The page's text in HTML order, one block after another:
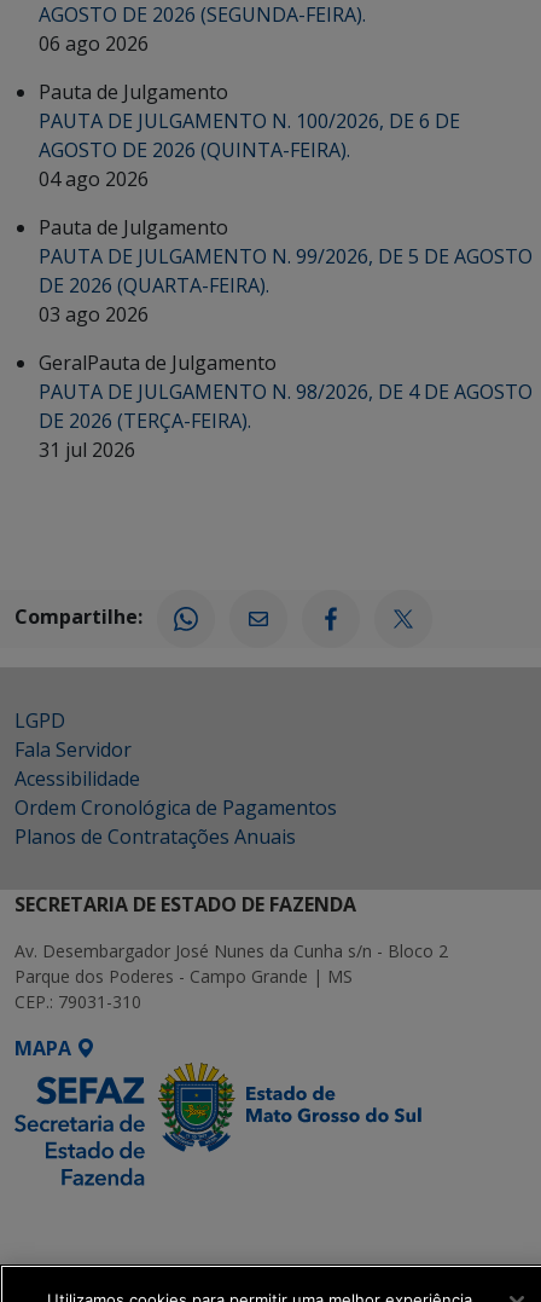
AGOSTO DE 2026 (SEGUNDA-FEIRA).
06 ago 2026
Pauta de Julgamento
PAUTA DE JULGAMENTO N. 100/2026, DE 6 DE
AGOSTO DE 2026 (QUINTA-FEIRA).
04 ago 2026
Pauta de Julgamento
PAUTA DE JULGAMENTO N. 99/2026, DE 5 DE AGOSTO
DE 2026 (QUARTA-FEIRA).
03 ago 2026
GeralPauta de Julgamento
PAUTA DE JULGAMENTO N. 98/2026, DE 4 DE AGOSTO
DE 2026 (TERÇA-FEIRA).
31 jul 2026
Compartilhe:
LGPD
Fala Servidor
Acessibilidade
Ordem Cronológica de Pagamentos
Planos de Contratações Anuais
SECRETARIA DE ESTADO DE FAZENDA
Av. Desembargador José Nunes da Cunha s/n - Bloco 2
Parque dos Poderes - Campo Grande | MS
CEP.: 79031-310
MAPA
Transformação Digital